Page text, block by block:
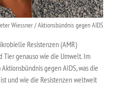
Wiessner / Aktionsbündnis gegen AIDS
Resistenzen (AMR)
Tier genauso wie die Umwelt. Im
gegen AIDS, was die
und wie die Resistenzen weltweit